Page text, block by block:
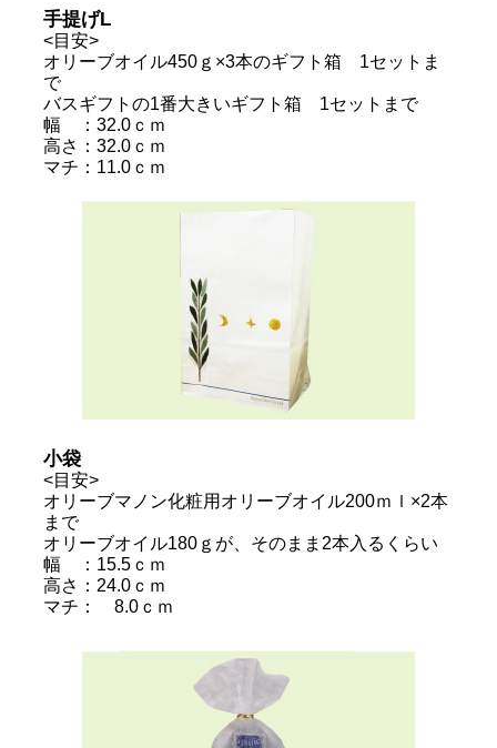
手提げL
<目安>
オリーブオイル450ｇ×3本のギフト箱 1セットま
で
バスギフトの1番大きいギフト箱 1セットまで
幅 ：32.0ｃｍ
高さ：32.0ｃｍ
マチ：11.0ｃｍ
小袋
<目安>
オリーブマノン化粧用オリーブオイル200ｍｌ×2本
まで
オリーブオイル180ｇが、そのまま2本入るくらい
幅 ：15.5ｃｍ
高さ：24.0ｃｍ
マチ： 8.0ｃｍ